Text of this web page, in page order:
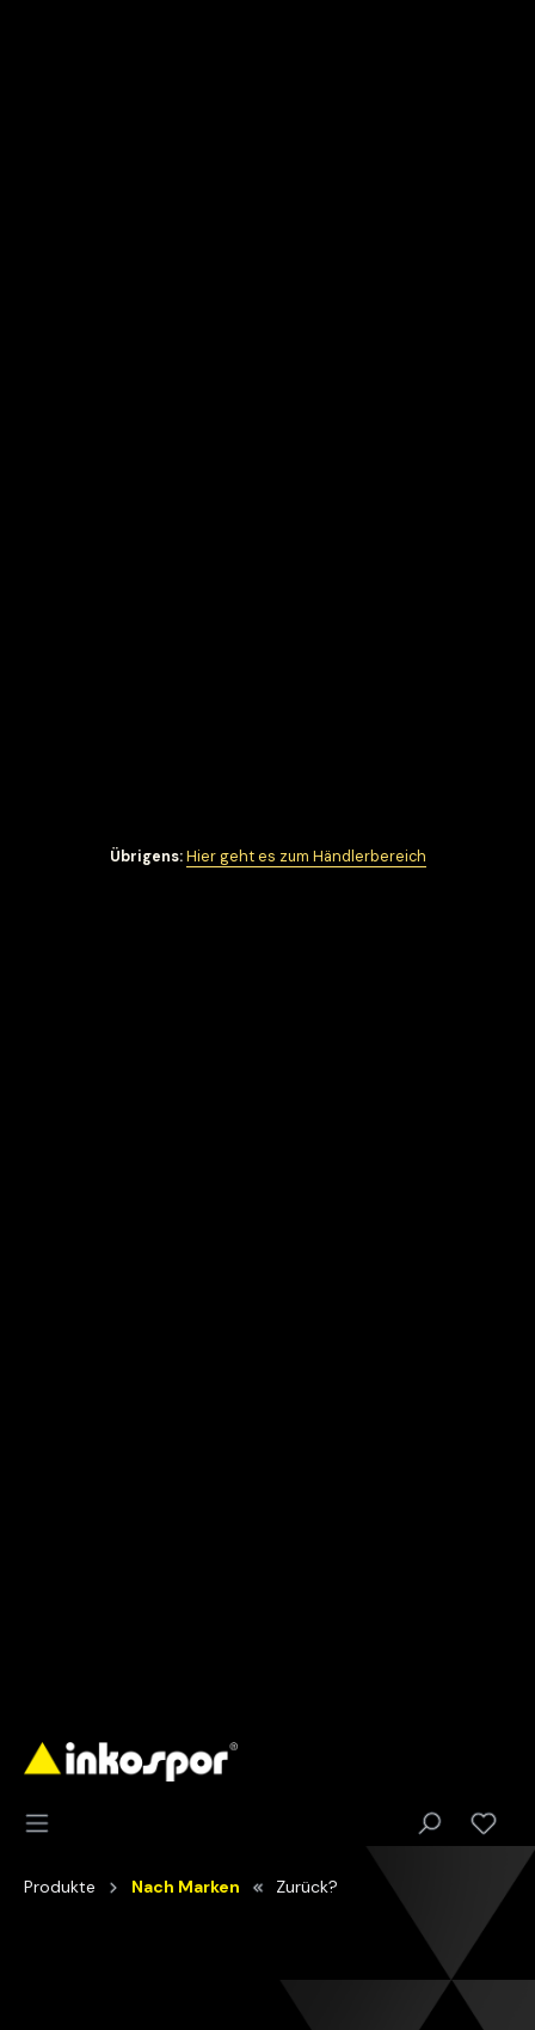
Übrigens:Hier geht es zum Händlerbereich
Produkte Nach Marken Zurück?